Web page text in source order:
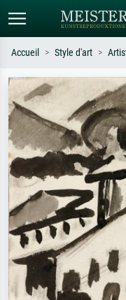
Recherche standard
Recherchez par artiste, titre
ex. Monet, Nuit étoilée,
impressionnisme, vague de
nu.
Accueil Style d'art